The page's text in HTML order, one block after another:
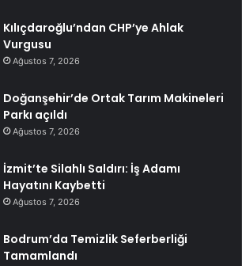
Kılıçdaroğlu’ndan CHP’ye Ahlak
Vurgusu
Ağustos 7, 2026
Doğanşehir’de Ortak Tarım Makineleri
Parkı açıldı
Ağustos 7, 2026
İzmit’te Silahlı Saldırı: İş Adamı
Hayatını Kaybetti
Ağustos 7, 2026
Bodrum’da Temizlik Seferberliği
Tamamlandı